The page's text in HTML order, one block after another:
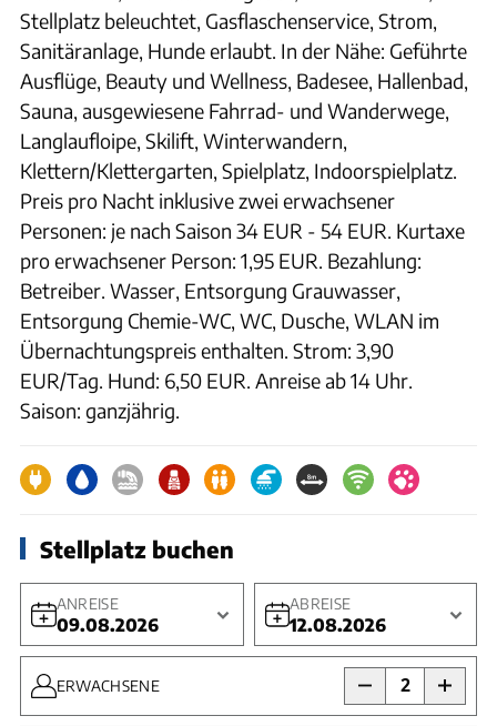
Stellplatz beleuchtet, Gasflaschenservice, Strom,
Sanitäranlage, Hunde erlaubt. In der Nähe: Geführte
Ausflüge, Beauty und Wellness, Badesee, Hallenbad,
Sauna, ausgewiesene Fahrrad- und Wanderwege,
Langlaufloipe, Skilift, Winterwandern,
Klettern/Klettergarten, Spielplatz, Indoorspielplatz.
Preis pro Nacht inklusive zwei erwachsener
Personen: je nach Saison 34 EUR - 54 EUR. Kurtaxe
pro erwachsener Person: 1,95 EUR. Bezahlung:
Betreiber. Wasser, Entsorgung Grauwasser,
Entsorgung Chemie-WC, WC, Dusche, WLAN im
Übernachtungspreis enthalten. Strom: 3,90
EUR/Tag. Hund: 6,50 EUR. Anreise ab 14 Uhr.
Saison: ganzjährig.
Stellplatz buchen
ANREISE
09.08.2026
ABREISE
12.08.2026
ERWACHSENE 2